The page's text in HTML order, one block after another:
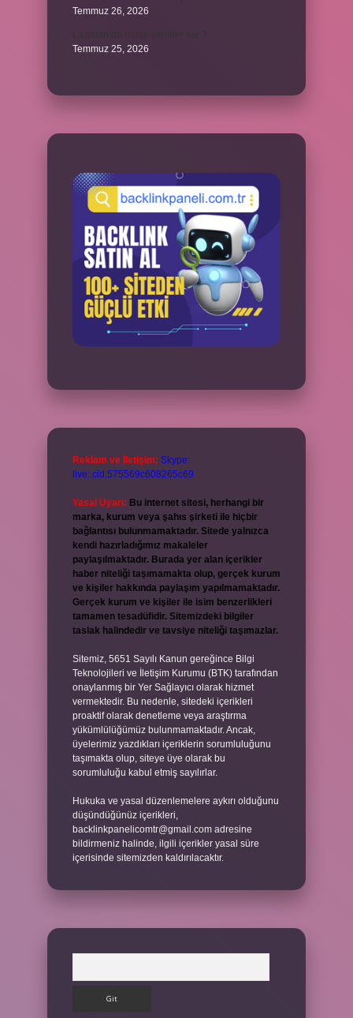
Temmuz 26, 2026
Temmuz 25, 2026
Reklam ve İletişim: Skype:
live:.cid.575569c608265c69
Yasal Uyarı: Bu internet sitesi, herhangi bir
marka, kurum veya şahıs şirketi ile hiçbir
bağlantısı bulunmamaktadır. Sitede yalnızca
kendi hazırladığımız makaleler
paylaşılmaktadır. Burada yer alan içerikler
haber niteliği taşımamakta olup, gerçek kurum
ve kişiler hakkında paylaşım yapılmamaktadır.
Gerçek kurum ve kişiler ile isim benzerlikleri
tamamen tesadüfidir. Sitemizdeki bilgiler
taslak halindedir ve tavsiye niteliği taşımazlar.
Sitemiz, 5651 Sayılı Kanun gereğince Bilgi
Teknolojileri ve İletişim Kurumu (BTK) tarafından
onaylanmış bir Yer Sağlayıcı olarak hizmet
vermektedir. Bu nedenle, sitedeki içerikleri
proaktif olarak denetleme veya araştırma
yükümlülüğümüz bulunmamaktadır. Ancak,
üyelerimiz yazdıkları içeriklerin sorumluluğunu
taşımakta olup, siteye üye olarak bu
sorumluluğu kabul etmiş sayılırlar.
Hukuka ve yasal düzenlemelere aykırı olduğunu
düşündüğünüz içerikleri,
backlinkpanelicomtr@gmail.com adresine
bildirmeniz halinde, ilgili içerikler yasal süre
içerisinde sitemizden kaldırılacaktır.